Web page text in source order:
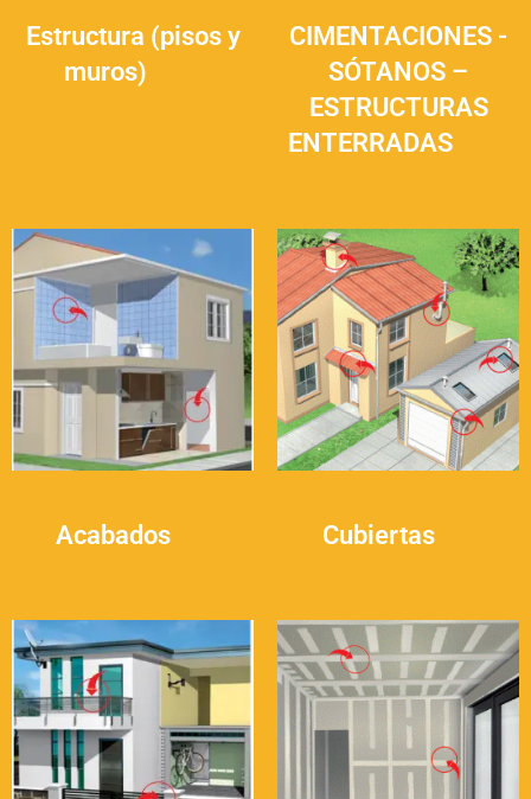
Estructura (pisos y
muros)
CIMENTACIONES -
SÓTANOS –
ESTRUCTURAS
ENTERRADAS
Acabados Cubiertas